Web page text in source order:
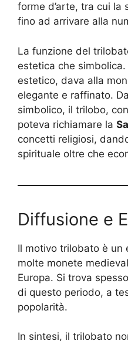
forme d’arte, tra cui la
fino ad arrivare alla
La funzione del
estetica che
estetico, dava alla
elegante e raffinato.
simbolico, il trilobo,
poteva richiamare la
concetti religiosi,
spirituale oltre che
Diffusione e
Il motivo trilobato è un
molte monete
Europa. Si trova
di questo periodo, a
popolarità.
In sintesi, il trilobato